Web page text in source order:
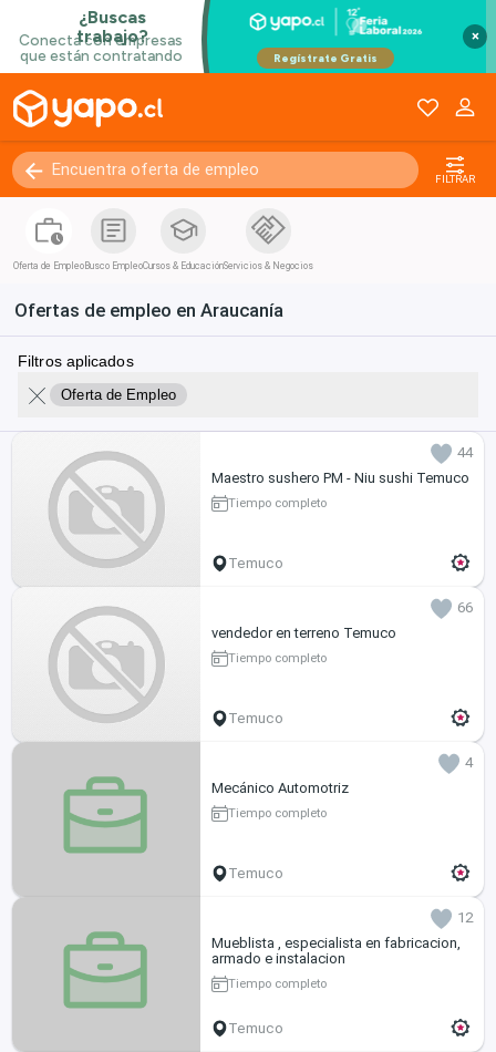
×
FILTRAR
Oferta de Empleo Busco EmpleoCursos & EducaciónServicios & Negocios
Ofertas de empleo en Araucanía
Filtros aplicados
Oferta de Empleo
44
Maestro sushero PM - Niu sushi Temuco
Tiempo completo
Temuco
66
vendedor en terreno Temuco
Tiempo completo
Temuco
4
Mecánico Automotriz
Tiempo completo
Temuco
12
Mueblista , especialista en fabricacion,
armado e instalacion
Tiempo completo
Temuco